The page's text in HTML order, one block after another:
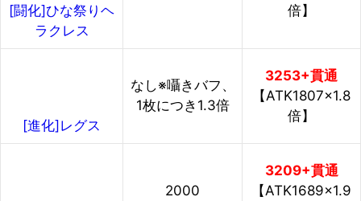
[闘化]ひな祭りヘ
ラクレス
倍】
[進化]レグス
なし※囁きバフ、
1枚につき1.3倍
3253+貫通
【ATK1807×1.8
倍】
2000
3209+貫通
【ATK1689×1.9